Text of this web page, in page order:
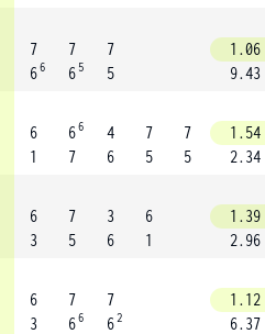
7
66
7
6 5
7
5
1.06
9.43
6
1
66
7
4
6
7
5
7
5
1.54
2.34
6
3
7
5
3
6
6
1
1.39
2.96
6
3
7
66
7
62
1.12
6.37